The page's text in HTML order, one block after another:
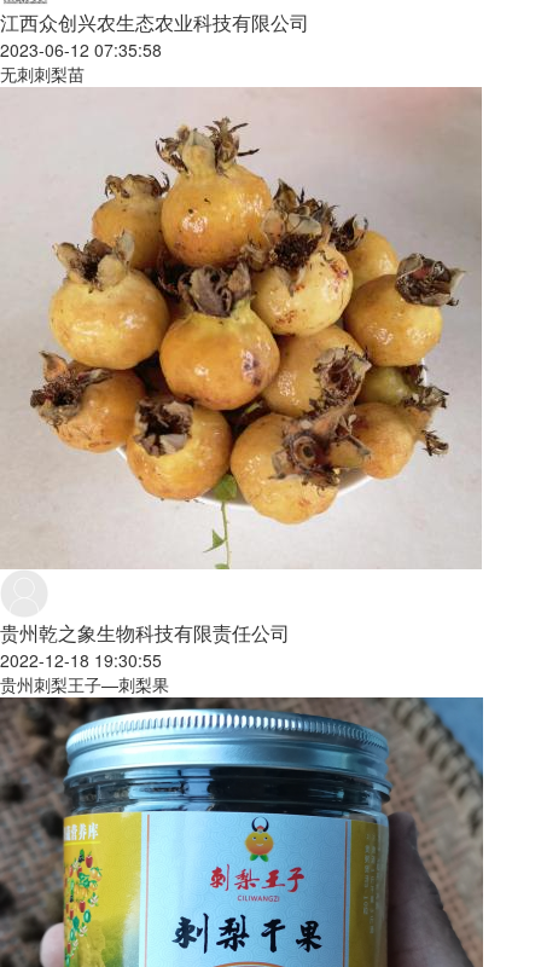
江西众创兴农生态农业科技有限公司
2023-06-12 07:35:58
无刺刺梨苗
贵州乾之象生物科技有限责任公司
2022-12-18 19:30:55
贵州刺梨王子—刺梨果